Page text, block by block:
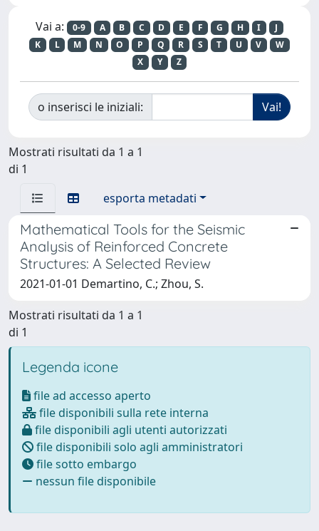
Vai a: 0-9 A B C D E F G H I
J
K
L M N O P Q R S T U V
W
X
Y Z
o inserisci le iniziali:
Mostrati risultati da 1 a 1
di 1
esporta metadati
Mathematical Tools for the Seismic
Analysis of Reinforced Concrete
Structures: A Selected Review
2021-01-01 Demartino, C.; Zhou, S.
Mostrati risultati da 1 a 1
di 1
Legenda icone
file ad accesso aperto
file disponibili sulla rete interna
file disponibili agli utenti autorizzati
file disponibili solo agli amministratori
file sotto embargo
nessun file disponibile